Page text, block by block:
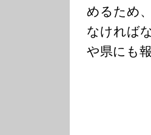
めるため
なければ
や県にも